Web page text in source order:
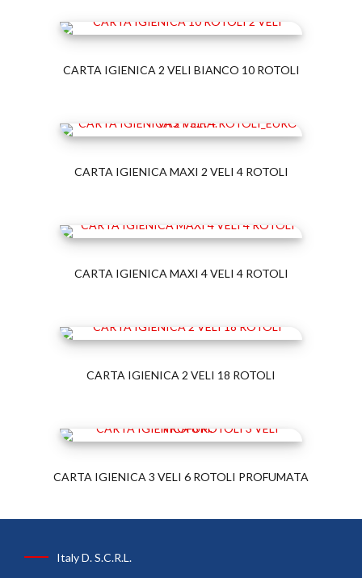
CARTA IGIENICA 2 VELI BIANCO 10 ROTOLI
CARTA IGIENICA MAXI 2 VELI 4 ROTOLI
CARTA IGIENICA MAXI 4 VELI 4 ROTOLI
CARTA IGIENICA 2 VELI 18 ROTOLI
CARTA IGIENICA 3 VELI 6 ROTOLI PROFUMATA
Italy D. S.C.R.L.